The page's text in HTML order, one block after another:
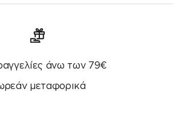
άνω των 79€
μεταφορικά